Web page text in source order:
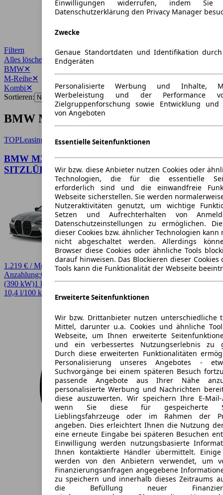
Filtern
Alles löschen
BMW✕
M-Reihe✕
Kombi✕
Sortieren:
BMW M-Reihe Kombi Angebote
TOPLeasing
BMW M3 TOURING ULTIMATE PACKAGE
SITZLÜFTUNG
1.219 € / Monat
Anzahlung:0,00 €
(390 kW)1 km EZ 08/2026AutomatikKombi4 Türen
10,4 l/100 km (komb.)* · 235 g/km CO2* · CO2-Klasse G
Einwilligungen widerrufen, indem
Datenschutzerklärung den Privacy Manager
Zwecke
Genaue Standortdaten und Identifikation
Endgeräten
Personalisierte Werbung und Inhalte,
Werbeleistung und der Performance
Zielgruppenforschung sowie Entwicklung und
von Angeboten
Essentielle Seitenfunktionen
Wir bzw. diese Anbieter nutzen Cookies oder
Technologien, die für die essentielle
erforderlich sind und die einwandfreie
Webseite sicherstellen. Sie werden
Nutzeraktivitäten genutzt, um wichtige
Setzen und Aufrechterhalten von
Datenschutzeinstellungen zu ermöglichen.
dieser Cookies bzw. ähnlicher Technologien kann
nicht abgeschaltet werden. Allerdings
Browser diese Cookies oder ähnliche Tools
darauf hinweisen. Das Blockieren dieser
Tools kann die Funktionalität der Webseite
Erweiterte Seitenfunktionen
Wir bzw. Drittanbieter nutzen unterschiedliche
Mittel, darunter u.a. Cookies und ähnliche
Webseite, um Ihnen erweiterte
und ein verbessertes Nutzungserlebnis zu
Durch diese erweiterten Funktionalitäten
Personalisierung unseres Angebotes -
Suchvorgänge bei einem späteren Besuch
passende Angebote aus Ihrer Nähe
personalisierte Werbung und Nachrichten
diese auszuwerten. Wir speichern Ihre E-Mail-
wenn Sie diese für gespeicherte
Lieblingsfahrzeuge oder im Rahmen der
angeben. Dies erleichtert Ihnen die Nutzung
eine erneute Eingabe bei späteren Besuchen
Einwilligung werden nutzungsbasierte
Ihnen kontaktierte Händler übermittelt. Einige
werden von den Anbietern verwendet, um
Finanzierungsanfragen angegebene
zu speichern und innerhalb dieses Zeitraums
die Befüllung neuer